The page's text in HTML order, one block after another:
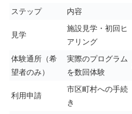
ステップ 内容
見学
施設見学・初回ヒ
アリング
体験通所（希
望者のみ）
実際のプログラム
を数回体験
利用申請
市区町村への手続
き